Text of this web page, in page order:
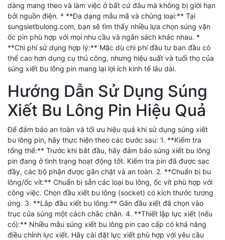
dàng mang theo và làm việc ở bất cứ đâu mà không bị giới hạn
bởi nguồn điện. * **Đa dạng mẫu mã và chủng loại:** Tại
sungsietbulong.com, bạn sẽ tìm thấy nhiều lựa chọn súng vặn
ốc pin phù hợp với mọi nhu cầu và ngân sách khác nhau. *
**Chi phí sử dụng hợp lý:** Mặc dù chi phí đầu tư ban đầu có
thể cao hơn dụng cụ thủ công, nhưng hiệu suất và tuổi thọ của
súng xiết bu lông pin mang lại lợi ích kinh tế lâu dài.
Hướng Dẫn Sử Dụng Súng
Xiết Bu Lông Pin Hiệu Quả
Để đảm bảo an toàn và tối ưu hiệu quả khi sử dụng súng xiết
bu lông pin, hãy thực hiện theo các bước sau: 1. **Kiểm tra
tổng thể:** Trước khi bắt đầu, hãy đảm bảo súng xiết bu lông
pin đang ở tình trạng hoạt động tốt. Kiểm tra pin đã được sạc
đầy, các bộ phận được gắn chặt và an toàn. 2. **Chuẩn bị bu
lông/ốc vít:** Chuẩn bị sẵn các loại bu lông, ốc vít phù hợp với
công việc. Chọn đầu xiết bu lông (socket) có kích thước tương
ứng. 3. **Lắp đầu xiết bu lông:** Gắn đầu xiết đã chọn vào
trục của súng một cách chắc chắn. 4. **Thiết lập lực xiết (nếu
có):** Nhiều mẫu súng xiết bu lông pin cao cấp có khả năng
điều chỉnh lực xiết. Hãy cài đặt lực xiết phù hợp với yêu cầu